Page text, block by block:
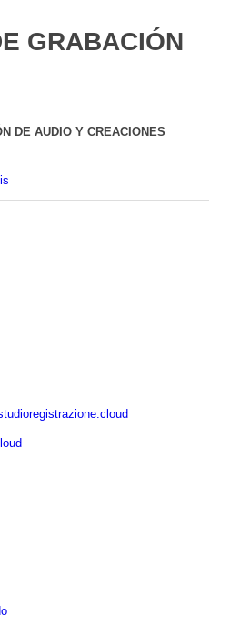
GRABACIÓN
DE AUDIO Y CREACIONES